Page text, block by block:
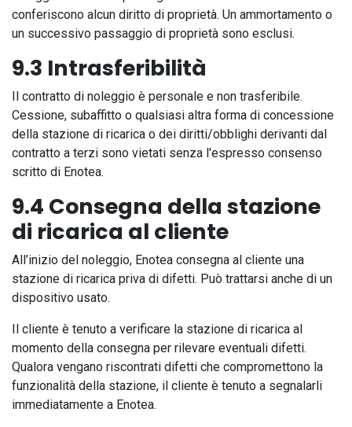
conferiscono alcun diritto di proprietà. Un ammortamento o
un successivo passaggio di proprietà sono esclusi.
9.3 Intrasferibilità
Il contratto di noleggio è personale e non trasferibile.
Cessione, subaffitto o qualsiasi altra forma di concessione
della stazione di ricarica o dei diritti/obblighi derivanti dal
contratto a terzi sono vietati senza l'espresso consenso
scritto di Enotea.
9.4 Consegna della stazione
di ricarica al cliente
All’inizio del noleggio, Enotea consegna al cliente una
stazione di ricarica priva di difetti. Può trattarsi anche di un
dispositivo usato.
Il cliente è tenuto a verificare la stazione di ricarica al
momento della consegna per rilevare eventuali difetti.
Qualora vengano riscontrati difetti che compromettono la
funzionalità della stazione, il cliente è tenuto a segnalarli
immediatamente a Enotea.